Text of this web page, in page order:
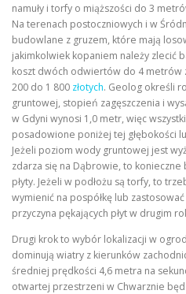
namuły i torfy o miąższości do 3
Na terenach postoczniowych i w
budowlane z gruzem, które mają
jakimkolwiek kopaniem należy zlecić
koszt dwóch odwiertów do 4 metrów
200 do 1 800 złotych. Geolog określi
gruntowej, stopień zagęszczenia i
w Gdyni wynosi 1,0 metr, więc
posadowione poniżej tej głębokości
Jeżeli poziom wody gruntowej jest
zdarza się na Dąbrowie, to
płyty. Jeżeli w podłożu są torfy, to
wymienić na pospółkę lub
przyczyna pękających płyt w drugim
Drugi krok to wybór lokalizacji w
dominują wiatry z kierunków
średniej prędkości 4,6 metra na
otwartej przestrzeni w Chwarznie